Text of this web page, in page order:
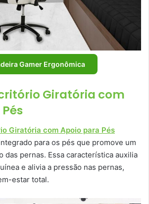
Gamer Ergonômica
Giratória com
Giratória com Apoio para Pés
para os pés que promove um
das pernas. Essa característica auxilia
e alivia a pressão nas pernas,
estar total.